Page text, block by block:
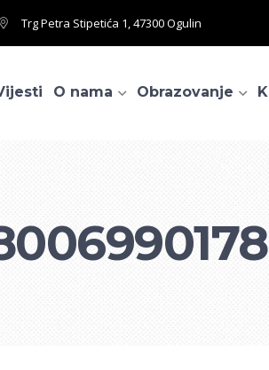
Trg Petra Stipetića 1, 47300 Ogulin
O nama Obrazovanje